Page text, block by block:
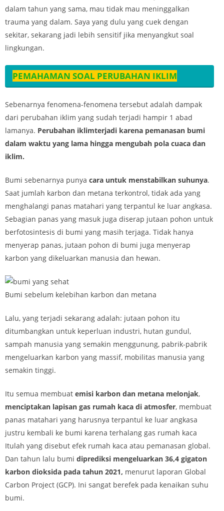
dalam tahun yang sama, mau tidak mau meninggalkan
trauma yang dalam. Saya yang dulu yang cuek dengan
sekitar, sekarang jadi lebih sensitif jika menyangkut soal
lingkungan.
PEMAHAMAN SOAL PERUBAHAN IKLIM
Sebenarnya fenomena-fenomena tersebut adalah dampak
dari perubahan iklim yang sudah terjadi hampir 1 abad
lamanya. Perubahan iklimterjadi karena pemanasan bumi
dalam waktu yang lama hingga mengubah pola cuaca dan
iklim.
Bumi sebenarnya punya cara untuk menstabilkan suhunya.
Saat jumlah karbon dan metana terkontrol, tidak ada yang
menghalangi panas matahari yang terpantul ke luar angkasa.
Sebagian panas yang masuk juga diserap jutaan pohon untuk
berfotosintesis di bumi yang masih terjaga. Tidak hanya
menyerap panas, jutaan pohon di bumi juga menyerap
karbon yang dikeluarkan manusia dan hewan.
Bumi sebelum kelebihan karbon dan metana
Lalu, yang terjadi sekarang adalah: jutaan pohon itu
ditumbangkan untuk keperluan industri, hutan gundul,
sampah manusia yang semakin menggunung, pabrik-pabrik
mengeluarkan karbon yang massif, mobilitas manusia yang
semakin tinggi.
Itu semua membuat emisi karbon dan metana melonjak,
menciptakan lapisan gas rumah kaca di atmosfer, membuat
panas matahari yang harusnya terpantul ke luar angkasa
justru kembali ke bumi karena terhalang gas rumah kaca
Itulah yang disebut efek rumah kaca atau pemanasan global.
Dan tahun lalu bumi diprediksi mengeluarkan 36,4 gigaton
karbon dioksida pada tahun 2021, menurut laporan Global
Carbon Project (GCP). Ini sangat berefek pada kenaikan suhu
bumi.